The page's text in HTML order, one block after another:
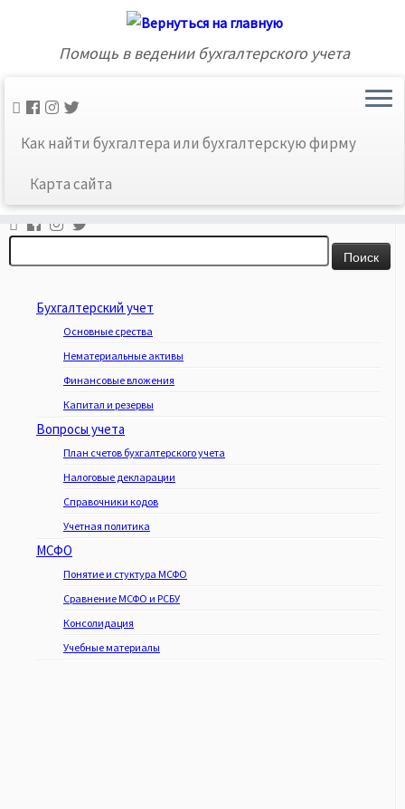
Помощь в ведении бухгалтерского учета
Как найти бухгалтера или бухгалтерскую фирму
Карта сайта
финансовой позиции
Ссылки соцсетей
Найти:
Бухгалтерский учет
Основные срества
Нематериальные активы
Финансовые вложения
Капитал и резервы
Вопросы учета
План счетов бухгалтерского учета
Налоговые декларации
Справочники кодов
Учетная политика
МСФО
Понятие и стуктура МСФО
Сравнение МСФО и РСБУ
Консолидация
Учебные материалы